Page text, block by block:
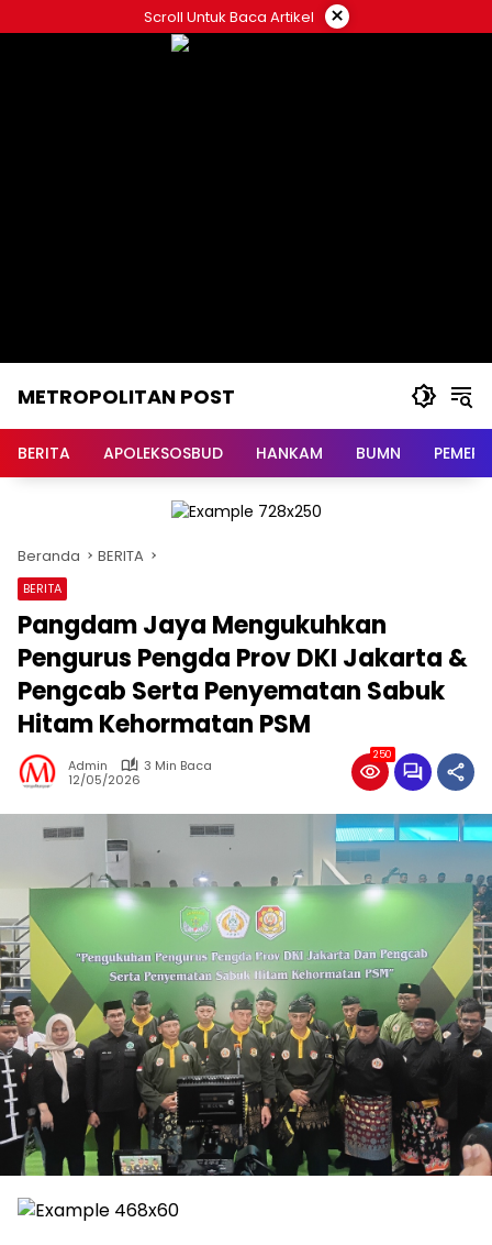
ke
Scroll Untuk Baca Artikel ×
METROPOLITAN POST
BERITA APOLEKSOSBUD HANKAM BUMN
Beranda BERITA
BERITA
Pangdam Jaya Mengukuhkan
Pengurus Pengda Prov DKI Jakarta &
Pengcab Serta Penyematan Sabuk
Hitam Kehormatan PSM
Admin
3 Min Baca
12/05/2026
250